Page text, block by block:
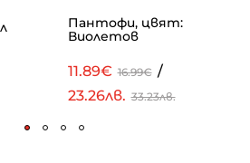
Пантофи, цвят:
Виолетов
11.89€ 16.99€ /
23.26лв. 33.23лв.